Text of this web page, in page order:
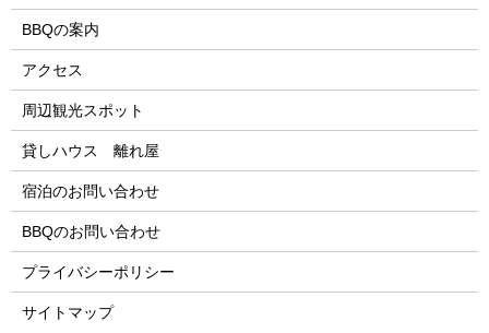
BBQの案内
アクセス
周辺観光スポット
貸しハウス 離れ屋
宿泊のお問い合わせ
BBQのお問い合わせ
プライバシーポリシー
サイトマップ